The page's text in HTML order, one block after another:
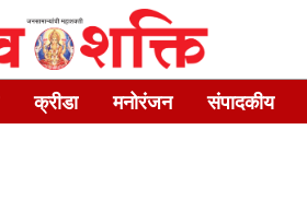
क्रीडा मनोरंजन संपादकीय